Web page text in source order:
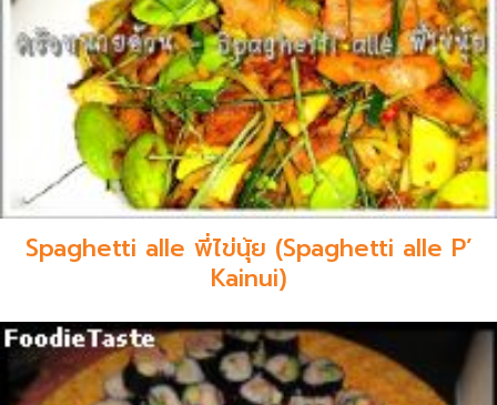
Spaghetti alle พี่ไข่นุ้ย (Spaghetti alle P’
Kainui)